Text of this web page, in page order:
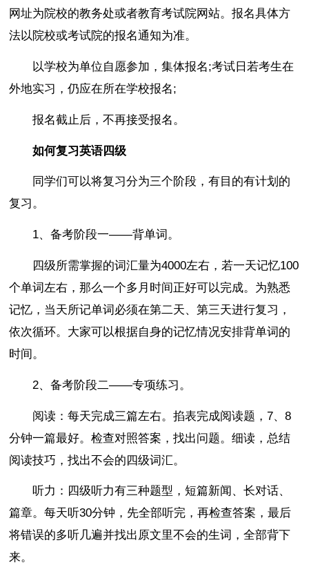
网址为院校的教务处或者教育考试院网站。报名具体方
法以院校或考试院的报名通知为准。
以学校为单位自愿参加，集体报名;考试日若考生在
外地实习，仍应在所在学校报名;
报名截止后，不再接受报名。
如何复习英语四级
同学们可以将复习分为三个阶段，有目的有计划的
复习。
1、备考阶段一——背单词。
四级所需掌握的词汇量为4000左右，若一天记忆100
个单词左右，那么一个多月时间正好可以完成。为熟悉
记忆，当天所记单词必须在第二天、第三天进行复习，
依次循环。大家可以根据自身的记忆情况安排背单词的
时间。
2、备考阶段二——专项练习。
阅读：每天完成三篇左右。掐表完成阅读题，7、8
分钟一篇最好。检查对照答案，找出问题。细读，总结
阅读技巧，找出不会的四级词汇。
听力：四级听力有三种题型，短篇新闻、长对话、
篇章。每天听30分钟，先全部听完，再检查答案，最后
将错误的多听几遍并找出原文里不会的生词，全部背下
来。